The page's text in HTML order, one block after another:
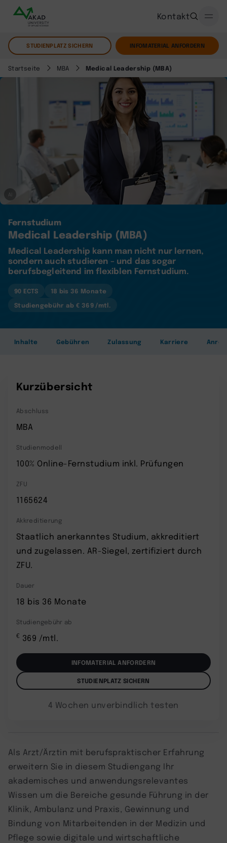
Kontakt
STUDIENPLATZ SICHERN INFOMATERIAL ANFORDERN
Startseite MBA Medical Leadership (MBA)
AI
Fernstudium
Medical Leadership (MBA)
Medical Leadership kann man nicht nur lernen,
sondern auch studieren – und das sogar
berufsbegleitend im flexiblen Fernstudium.
90 ECTS
18 bis 36 Monate
Studiengebühr ab € 369 /mtl.
Inhalte Gebühren Zulassung Karriere
Kurzübersicht
Abschluss
MBA
Studienmodell
100% Online-Fernstudium inkl. Prüfungen
ZFU
1165624
Akkreditierung
Staatlich anerkanntes Studium, akkreditiert
und zugelassen. AR-Siegel, zertifiziert durch
ZFU.
Dauer
18 bis 36 Monate
Studiengebühr ab
€ 369 /mtl.
INFOMATERIAL ANFORDERN
STUDIENPLATZ SICHERN
4 Wochen unverbindlich testen
Als Arzt/Ärztin mit berufspraktischer Erfahrung
erweitern Sie in diesem Studiengang Ihr
akademisches und anwendungsrelevantes
Wissen um die Bereiche gesunde Führung in der
Klinik, Ambulanz und Praxis, Gewinnung und
Bindung von Mitarbeitenden in der Medizin und
Pflege sowie digitale und wirtschaftliche